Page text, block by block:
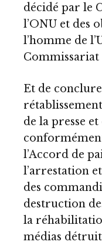
décidé par le
l’ONU et des
l’homme de
Commissariat
Et de
de la presse
l’Accord de
l’arrestation
des
destruction
la
médias